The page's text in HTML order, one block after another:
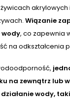
akrylowych i
Wiązanie
wody, co zapewnia
na odkształcenia
na zewnątrz lub
wody,